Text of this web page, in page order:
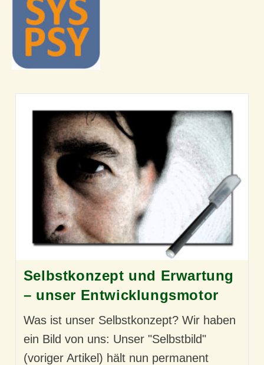
Selbstkonzept und Erwartung
– unser Entwicklungsmotor
Was ist unser Selbstkonzept? Wir haben
ein Bild von uns: Unser "Selbstbild"
(voriger Artikel) hält nun permanent